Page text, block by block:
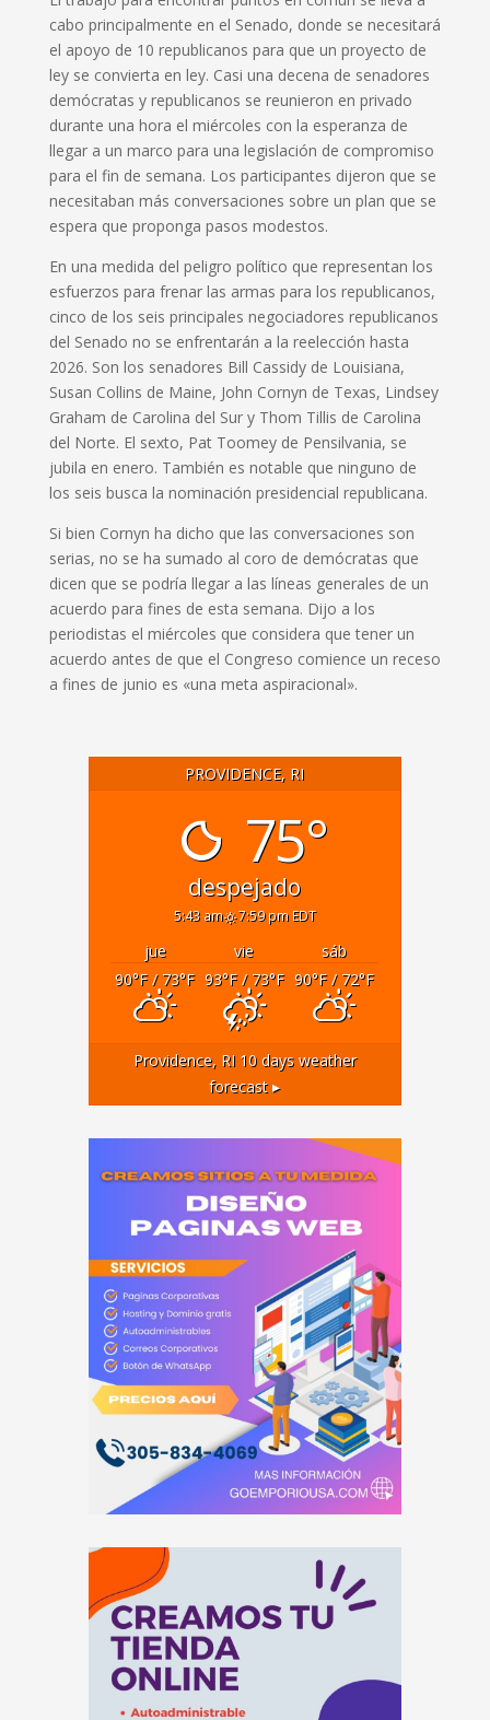
cabo principalmente en el Senado, donde se necesitará
el apoyo de 10 republicanos para que un proyecto de
ley se convierta en ley. Casi una decena de senadores
demócratas y republicanos se reunieron en privado
durante una hora el miércoles con la esperanza de
llegar a un marco para una legislación de compromiso
para el fin de semana. Los participantes dijeron que se
necesitaban más conversaciones sobre un plan que se
espera que proponga pasos modestos.
En una medida del peligro político que representan los
esfuerzos para frenar las armas para los republicanos,
cinco de los seis principales negociadores republicanos
del Senado no se enfrentarán a la reelección hasta
2026. Son los senadores Bill Cassidy de Louisiana,
Susan Collins de Maine, John Cornyn de Texas, Lindsey
Graham de Carolina del Sur y Thom Tillis de Carolina
del Norte. El sexto, Pat Toomey de Pensilvania, se
jubila en enero. También es notable que ninguno de
los seis busca la nominación presidencial republicana.
Si bien Cornyn ha dicho que las conversaciones son
serias, no se ha sumado al coro de demócratas que
dicen que se podría llegar a las líneas generales de un
acuerdo para fines de esta semana. Dijo a los
periodistas el miércoles que considera que tener un
acuerdo antes de que el Congreso comience un receso
a fines de junio es «una meta aspiracional».
PROVIDENCE, RI
75°
despejado
5:43 am 7:59 pm EDT
jue vie
sáb
90°F/ 73°F 93°F/ 73°F 90°F/ 72°F
Providence, RI10 days weather
forecast ▸